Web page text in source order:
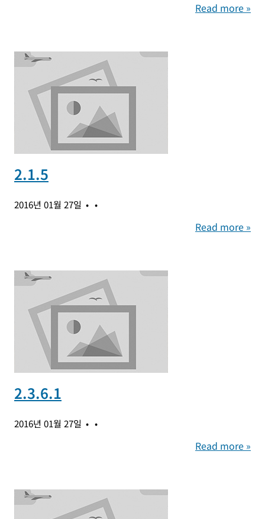
Read more »
2.1.5
2016년 01월 27일
Read more »
2.3.6.1
2016년 01월 27일
Read more »